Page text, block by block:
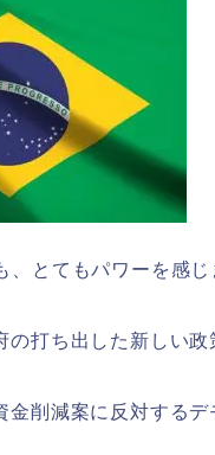
、とてもパワーを感じ
打ち出した新しい政
金削減案に反対するデ